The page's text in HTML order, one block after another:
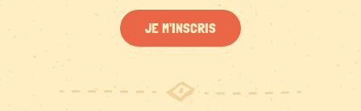
JE M'INSCRIS